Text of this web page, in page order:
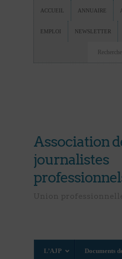
ACCUEIL ANNUAIRE
EMPLOI NEWSLETTER
Association
journalistes
L’AJP Documents